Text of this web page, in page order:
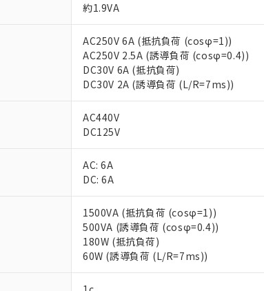
約1.9VA
AC250V 6A (抵抗負荷 (cosφ=1))
AC250V 2.5A (誘導負荷 (cosφ=0.4))
DC30V 6A (抵抗負荷)
DC30V 2A (誘導負荷 (L/R=7ms))
AC440V
DC125V
AC: 6A
DC: 6A
1500VA (抵抗負荷 (cosφ=1))
500VA (誘導負荷 (cosφ=0.4))
180W (抵抗負荷)
60W (誘導負荷 (L/R=7ms))
対応済み：EU RoHS指令（10物質）の非含有に対応し
対応予定：EU RoHS指令（10物質）の非含有に対応した
対応予定なし：EU RoHS指令（10物質）の非含有に非対